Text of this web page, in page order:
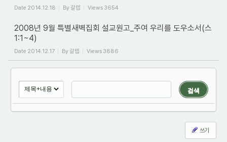
Date 2014.12.18 By갈렙 Views 3654
2008년 9월 특별새벽집회 설교원고_주여 우리를 도우소서(스
1:1~4)
Date 2014.12.17 By갈렙 Views 3886
검색
쓰기